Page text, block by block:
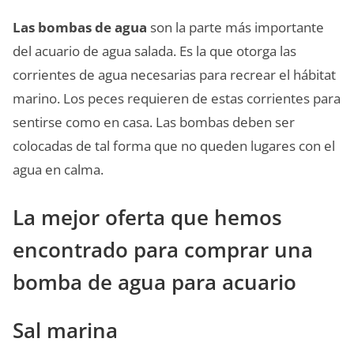
Las bombas de agua son la parte más importante
del acuario de agua salada. Es la que otorga las
corrientes de agua necesarias para recrear el hábitat
marino. Los peces requieren de estas corrientes para
sentirse como en casa. Las bombas deben ser
colocadas de tal forma que no queden lugares con el
agua en calma.
La mejor oferta que hemos
encontrado para comprar una
bomba de agua para acuario
Sal marina